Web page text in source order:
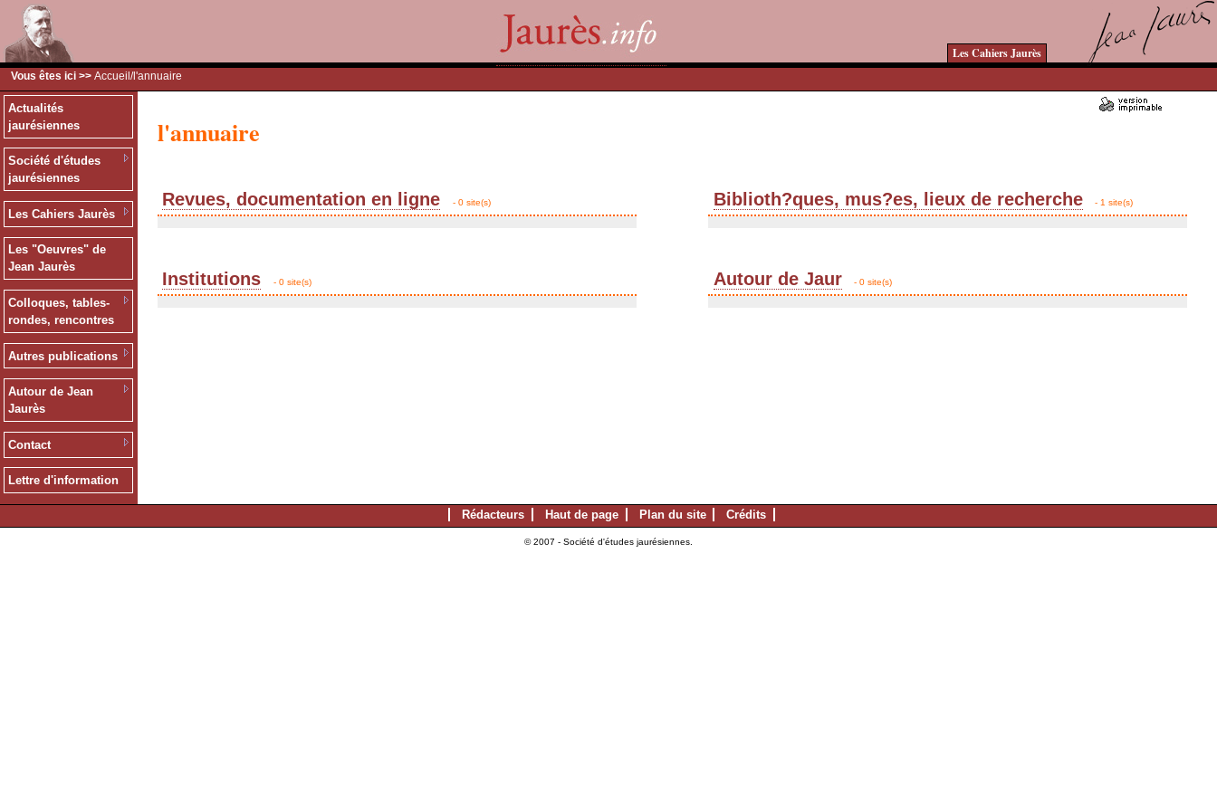
Les Cahiers Jaurès
Vous êtes ici >> Accueil /l'annuaire
Actualités
jaurésiennes
Société d'études
jaurésiennes
Les Cahiers Jaurès
Les "Oeuvres" de
Jean Jaurès
Colloques, tables-
rondes, rencontres
Autres publications
Autour de Jean
Jaurès
Contact
Lettre d'information
l'annuaire
Revues, documentation en ligne - 0 site(s)
Institutions - 0 site(s)
Biblioth?ques, mus?es, lieux de recherche - 1 site(s)
Autour de Jaur - 0 site(s)
Rédacteurs Haut de page Plan du site Crédits
© 2007 - Société d'études jaurésiennes.